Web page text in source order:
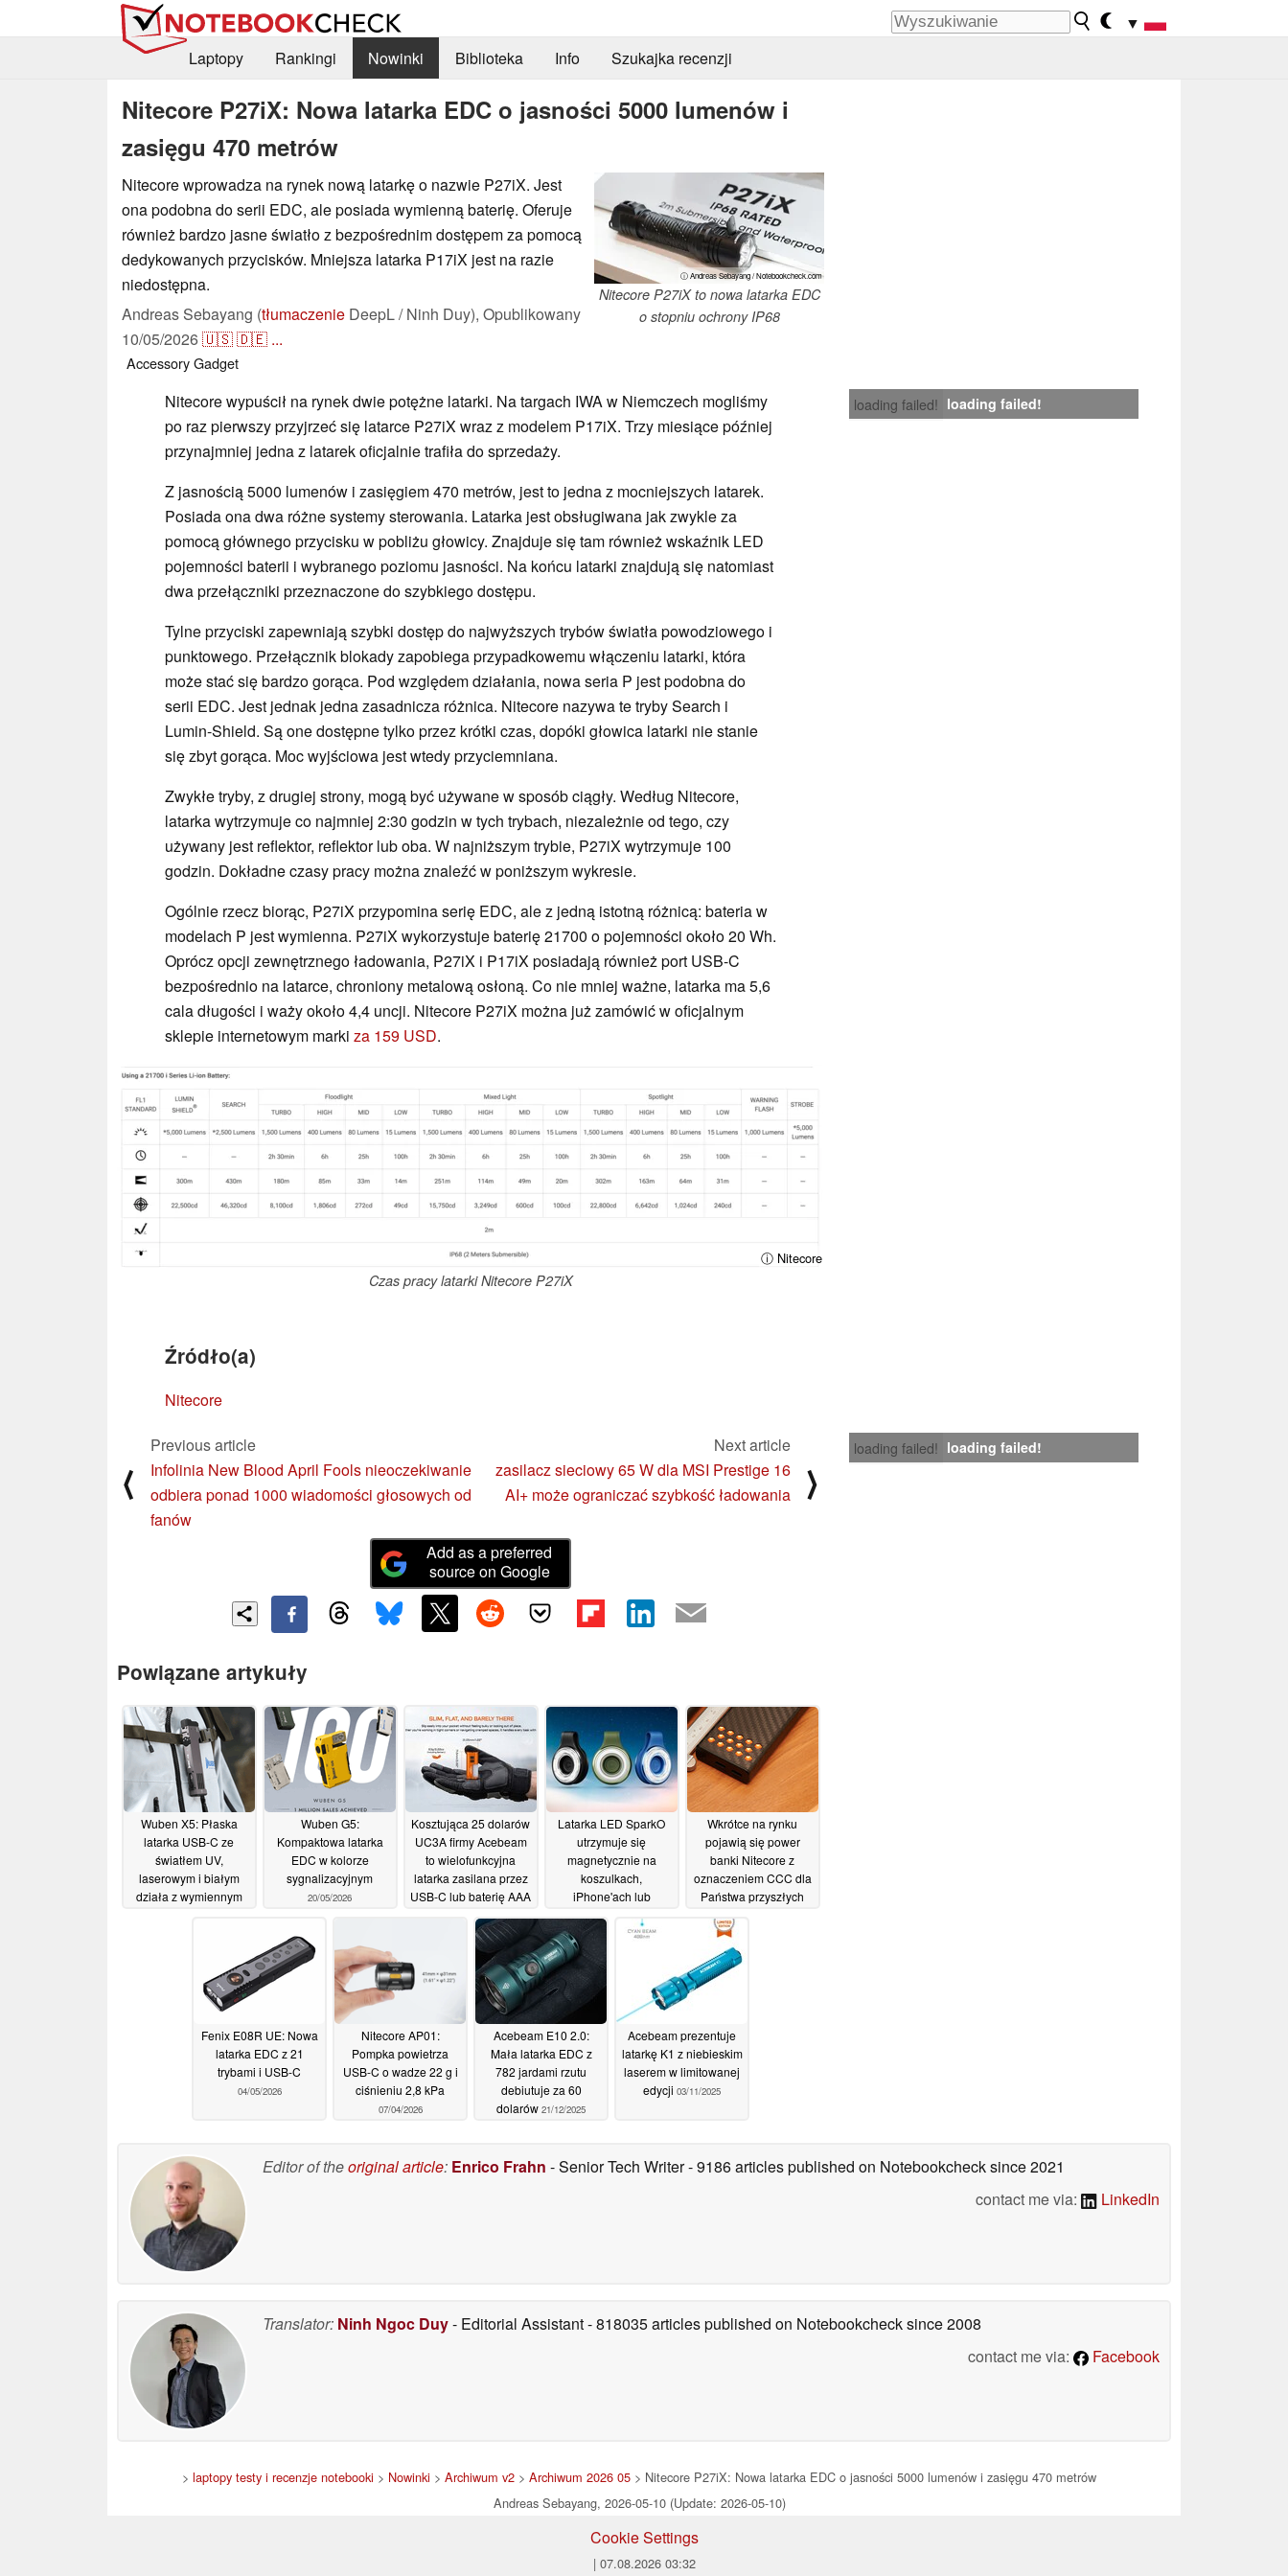
▼
Laptopy
Rankingi Nowinki Biblioteka Info Szukajka recenzji
Nitecore P27iX: Nowa latarka EDC o jasności 5000 lumenów i
zasięgu 470 metrów
ⓘ Andreas Sebayang / Notebookcheck.com
Nitecore P27iX to nowa latarka EDC
o stopniu ochrony IP68
Nitecore wprowadza na rynek nową latarkę o nazwie P27iX. Jest
ona podobna do serii EDC, ale posiada wymienną baterię. Oferuje
również bardzo jasne światło z bezpośrednim dostępem za pomocą
dedykowanych przycisków. Mniejsza latarka P17iX jest na razie
niedostępna.
Andreas Sebayang (tłumaczenie DeepL / Ninh Duy), Opublikowany
10/05/2026🇺🇸🇩🇪 ...
AccessoryGadget
loading failed! loading failed!
Nitecore wypuścił na rynek dwie potężne latarki. Na targach IWA w Niemczech mogliśmy
po raz pierwszy przyjrzeć się latarce P27iX wraz z modelem P17iX. Trzy miesiące później
przynajmniej jedna z latarek oficjalnie trafiła do sprzedaży.
Z jasnością 5000 lumenów i zasięgiem 470 metrów, jest to jedna z mocniejszych latarek.
Posiada ona dwa różne systemy sterowania. Latarka jest obsługiwana jak zwykle za
pomocą głównego przycisku w pobliżu głowicy. Znajduje się tam również wskaźnik LED
pojemności baterii i wybranego poziomu jasności. Na końcu latarki znajdują się natomiast
dwa przełączniki przeznaczone do szybkiego dostępu.
Tylne przyciski zapewniają szybki dostęp do najwyższych trybów światła powodziowego i
punktowego. Przełącznik blokady zapobiega przypadkowemu włączeniu latarki, która
może stać się bardzo gorąca. Pod względem działania, nowa seria P jest podobna do
serii EDC. Jest jednak jedna zasadnicza różnica. Nitecore nazywa te tryby Search i
Lumin-Shield. Są one dostępne tylko przez krótki czas, dopóki głowica latarki nie stanie
się zbyt gorąca. Moc wyjściowa jest wtedy przyciemniana.
Zwykłe tryby, z drugiej strony, mogą być używane w sposób ciągły. Według Nitecore,
latarka wytrzymuje co najmniej 2:30 godzin w tych trybach, niezależnie od tego, czy
używany jest reflektor, reflektor lub oba. W najniższym trybie, P27iX wytrzymuje 100
godzin. Dokładne czasy pracy można znaleźć w poniższym wykresie.
Ogólnie rzecz biorąc, P27iX przypomina serię EDC, ale z jedną istotną różnicą: bateria w
modelach P jest wymienna. P27iX wykorzystuje baterię 21700 o pojemności około 20 Wh.
Oprócz opcji zewnętrznego ładowania, P27iX i P17iX posiadają również port USB-C
bezpośrednio na latarce, chroniony metalową osłoną. Co nie mniej ważne, latarka ma 5,6
cala długości i waży około 4,4 uncji. Nitecore P27iX można już zamówić w oficjalnym
sklepie internetowym marki za 159 USD.
ⓘ Nitecore
Czas pracy latarki Nitecore P27iX
Źródło(a)
Nitecore
loading failed! loading failed!
⟨
Previous article
Infolinia New Blood April Fools nieoczekiwanie
odbiera ponad 1000 wiadomości głosowych od
fanów
Next article
zasilacz sieciowy 65 W dla MSI Prestige 16
AI+ może ograniczać szybkość ładowania
⟩
Add as a preferred
source on Google
Powiązane artykuły
Wuben X5: Płaska
latarka USB-C ze
światłem UV,
laserowym i białym
działa z wymiennym
Wuben G5:
Kompaktowa latarka
EDC w kolorze
sygnalizacyjnym
20/05/2026
Kosztująca 25 dolarów
UC3A firmy Acebeam
to wielofunkcyjna
latarka zasilana przez
USB-C lub baterię AAA
20/05/2026
Latarka LED SparkO
utrzymuje się
magnetycznie na
koszulkach,
iPhone'ach lub
13/05/2026
Wkrótce na rynku
pojawią się power
banki Nitecore z
oznaczeniem CCC dla
Państwa przyszłych
06/05/2026
Fenix E08R UE: Nowa
latarka EDC z 21
trybami i USB-C
04/05/2026
Nitecore AP01:
Pompka powietrza
USB-C o wadze 22 g i
ciśnieniu 2,8 kPa
07/04/2026
Acebeam E10 2.0:
Mała latarka EDC z
782 jardami rzutu
debiutuje za 60
dolarów 21/12/2025
Acebeam prezentuje
latarkę K1 z niebieskim
laserem w limitowanej
edycji 03/11/2025
Editor of theoriginal article: Enrico Frahn - Senior Tech Writer- 9186 articles published on Notebookchecksince 2021
contact me via:
LinkedIn
Translator: Ninh Ngoc Duy- Editorial Assistant- 818035 articles published on Notebookchecksince 2008
contact me via:
Facebook
> laptopy testy i recenzje notebooki > Nowinki > Archiwum v2 > Archiwum 2026 05 > Nitecore P27iX: Nowa latarka EDC o jasności 5000 lumenów i zasięgu 470 metrów
Andreas Sebayang, 2026-05-10 (Update: 2026-05-10)
Cookie Settings
| 07.08.2026 03:32